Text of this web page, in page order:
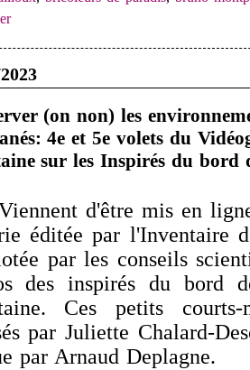
(on non) les
4e et 5e volets du
sur les Inspirés du bord
d'être mis en
éditée par l'Inventaire
par les conseils
des inspirés du bord
Ces petits courts-
par Juliette Chalard-
par Arnaud Deplagne.